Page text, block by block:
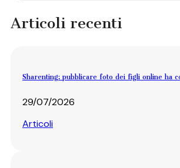
Articoli recenti
Sharenting: pubblicare foto dei figli online ha
29/07/2026
Articoli